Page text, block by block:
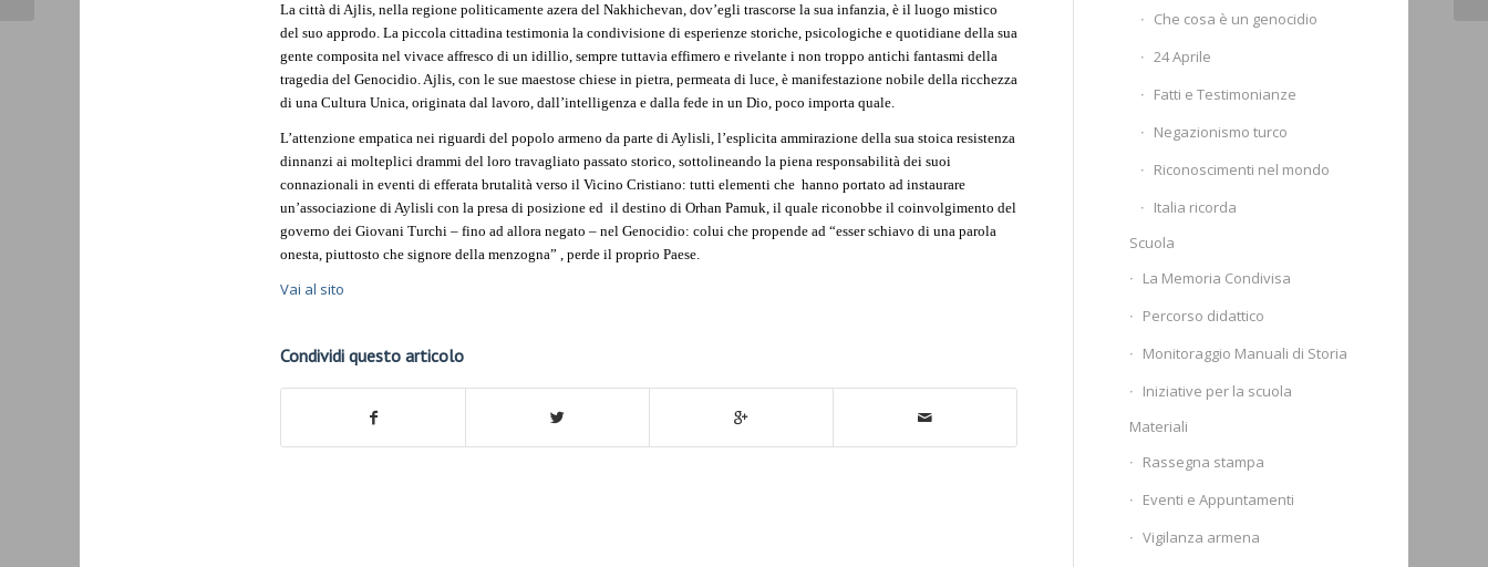
La città di Ajlis, nella regione politicamente azera del Nakhichevan, dov’egli trascorse la sua infanzia, è il luogo mistico
del suo approdo. La piccola cittadina testimonia la condivisione di esperienze storiche, psicologiche e quotidiane della sua
gente composita nel vivace affresco di un idillio, sempre tuttavia effimero e rivelante i non troppo antichi fantasmi della
tragedia del Genocidio. Ajlis, con le sue maestose chiese in pietra, permeata di luce, è manifestazione nobile della ricchezza
di una Cultura Unica, originata dal lavoro, dall’intelligenza e dalla fede in un Dio, poco importa quale.
L’attenzione empatica nei riguardi del popolo armeno da parte di Aylisli, l’esplicita ammirazione della sua stoica resistenza
dinnanzi ai molteplici drammi del loro travagliato passato storico, sottolineando la piena responsabilità dei suoi
connazionali in eventi di efferata brutalità verso il Vicino Cristiano: tutti elementi che hanno portato ad instaurare
un’associazione di Aylisli con la presa di posizione ed il destino di Orhan Pamuk, il quale riconobbe il coinvolgimento del
governo dei Giovani Turchi – fino ad allora negato – nel Genocidio: colui che propende ad “esser schiavo di una parola
onesta, piuttosto che signore della menzogna” , perde il proprio Paese.
Vai al sito
Condividi questo articolo
Che cosa è un genocidio
24 Aprile
Fatti e Testimonianze
Negazionismo turco
Riconoscimenti nel mondo
Italia ricorda
Scuola
La Memoria Condivisa
Percorso didattico
Monitoraggio Manuali di Storia
Iniziative per la scuola
Materiali
Rassegna stampa
Eventi e Appuntamenti
Vigilanza armena